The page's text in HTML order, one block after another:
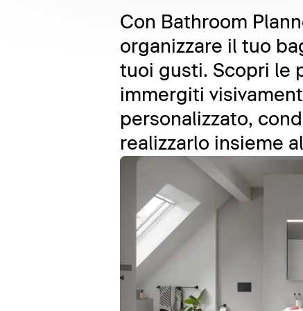
Con Bathroom
organizzare il tuo
tuoi gusti. Scopri le
immergiti
personalizzato,
realizzarlo insieme